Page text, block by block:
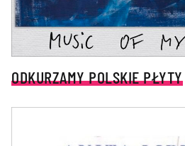
ODKURZAMY POLSKIE PŁYTY